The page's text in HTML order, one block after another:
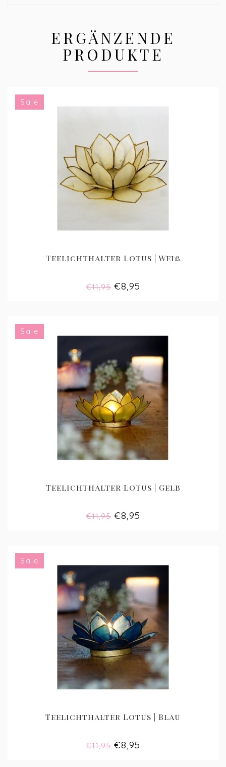
ERGÄNZENDE
PRODUKTE
Sale
Teelichthalter Lotus | Weiß
€11,95 €8,95
Sale
Teelichthalter Lotus | Gelb
€11,95 €8,95
Sale
Teelichthalter Lotus | Blau
€11,95 €8,95